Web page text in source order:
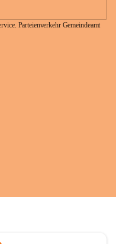
Parteienverkehr Gemeindeamt